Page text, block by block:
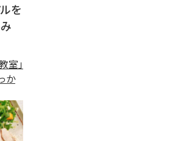
を
室」
か